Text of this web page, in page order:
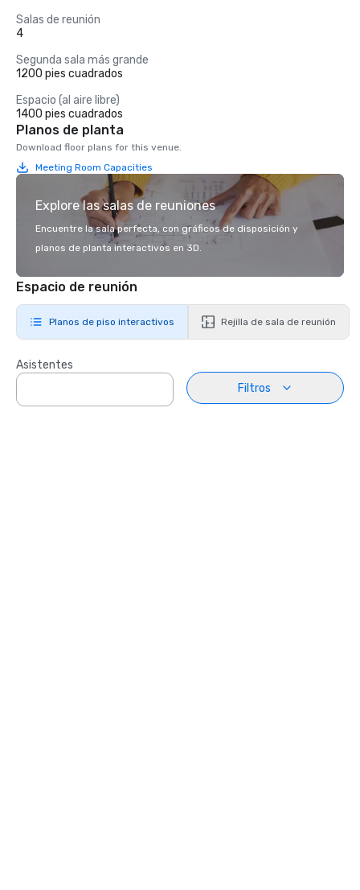
Salas de reunión
4
Segunda sala más grande
1200 pies cuadrados
Espacio (al aire libre)
1400 pies cuadrados
Planos de planta
Download floor plans for this venue.
Meeting Room Capacities
Explore las salas de reuniones
Encuentre la sala perfecta, con gráficos de disposición y
planos de planta interactivos en 3D.
Espacio de reunión
Planos de piso interactivos Rejilla de sala de reunión
Asistentes
Filtros